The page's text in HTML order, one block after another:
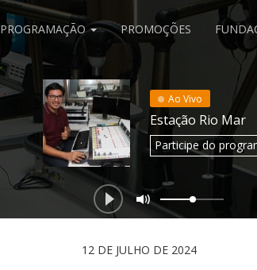
PROGRAMAÇÃO PROMOÇÕES
Ao Vivo
Estação Rio Mar
Participedo
12 DE JULHO DE 2024